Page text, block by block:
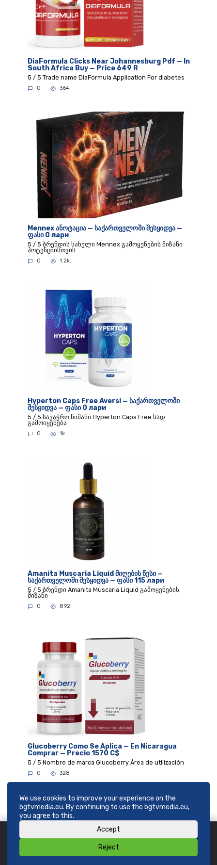
We use cookies to improve your experience on the
bgtvmedia.eu. By continuing to use the bgtvmedia.eu,
you agree to this.
Accept
Reject
DiaFormula Clicks Near Johannesburg Pdf — In
South Africa Buy — Price 649 R
5 / 5 Trade name DiaFormula Application For diabetes
0 364
Mennex ანოტაცია — საქართველოში შესყიდვა —
ფასი 0 лари
5 / 5 ბრენდის სახელი Mennex გამოყენების მიზანი
პოტენციისთვის
0 1.2k.
Hyperton Caps Free Aversi — საქართველოში
შესყიდვა — ფასი 0 лари
5 / 5 სავაჭრო ნიშანი Hyperton Caps Free სად
გამოიყენება
0 1k.
Amanita Muscaria Liquid მიღების წესი —
საქართველოში შესყიდვა — ფასი 115 лари
5 / 5 ბრენდი Amanita Muscaria Liquid გამოყენების
მიზანი
0 892
Glucoberry Como Se Aplica — En Nicaragua
Comprar — Precio 1570 C$
5 / 5 Nombre de marca Glucoberry Área de utilización
0 328